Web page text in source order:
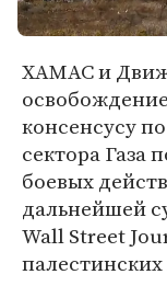
ХАМАС и
консенсусу
сектора Газа
боевых
дальнейшей
Wall Street